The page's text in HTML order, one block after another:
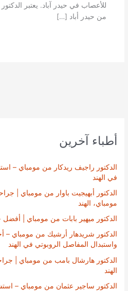
أطباء آخرين
الدكتور راجيف ريدكار من مومباي –
في الهند
الدكتور أبهيجيت باوار من مومباي |
مومباي، الهند
الدكتور ميهير بابات من مومباي | أفضل
الدكتور شريدهار أرشيك من مومباي –
واستبدال المفاصل الروبوتي في الهند
الدكتور هارشال بامب من مومباي |
الهند
الدكتور ساجير عثمان من مومباي –
للأعصاب في حيدر آباد. يعتبر
من حيدر أباد […]